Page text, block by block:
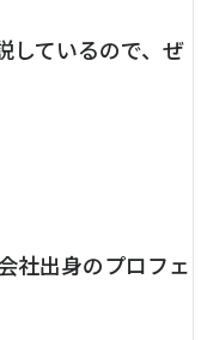
しているので、ぜ
社出身のプロフェ